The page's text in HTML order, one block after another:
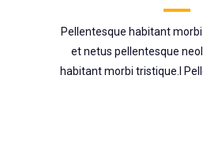
Pellentesque habitant
et netus pellentesque
habitant morbi tristique.l